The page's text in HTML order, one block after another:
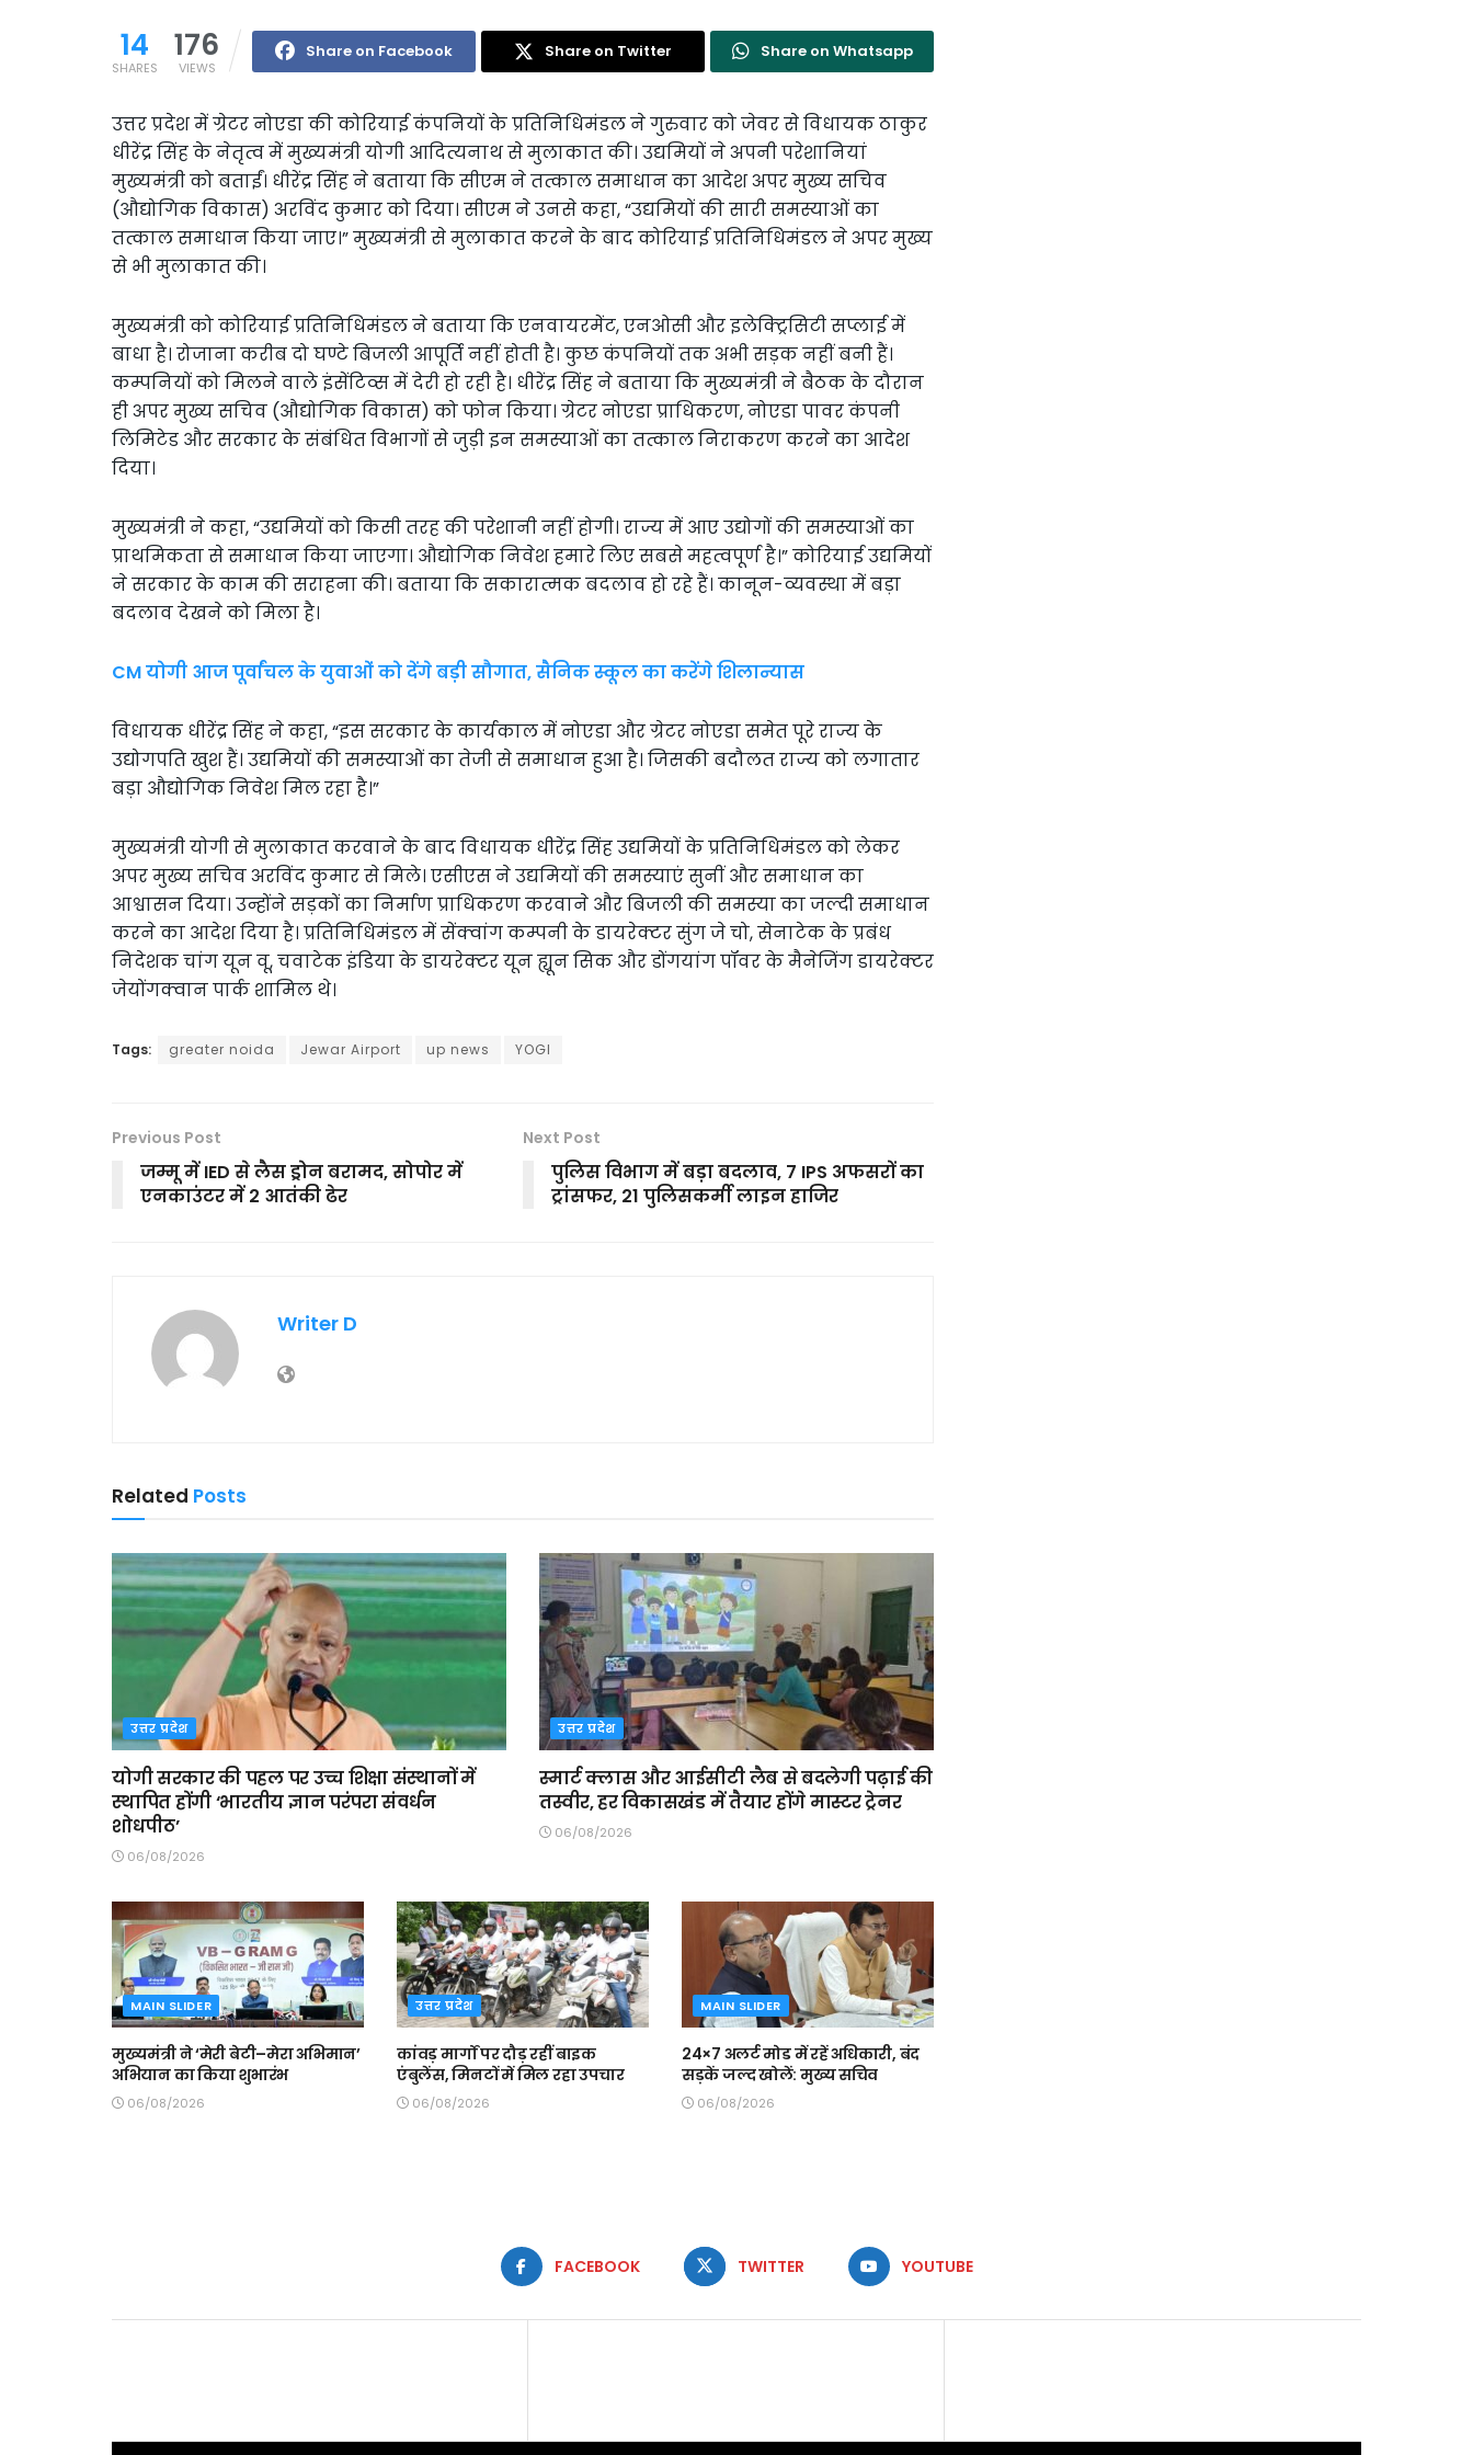
14
SHARES
176
VIEWS
Share on Facebook Share on Twitter Share on Whatsapp
उत्तर प्रदेश में ग्रेटर नोएडा की कोरियाई कंपनियों के प्रतिनिधिमंडल ने गुरुवार को जेवर से विधायक ठाकुर
धीरेंद्र सिंह के नेतृत्व में मुख्यमंत्री योगी आदित्यनाथ से मुलाकात की। उद्यमियों ने अपनी परेशानियां
मुख्यमंत्री को बताईं। धीरेंद्र सिंह ने बताया कि सीएम ने तत्काल समाधान का आदेश अपर मुख्य सचिव
(औद्योगिक विकास) अरविंद कुमार को दिया। सीएम ने उनसे कहा, “उद्यमियों की सारी समस्याओं का
तत्काल समाधान किया जाए।” मुख्यमंत्री से मुलाकात करने के बाद कोरियाई प्रतिनिधिमंडल ने अपर मुख्य
से भी मुलाकात की।
मुख्यमंत्री को कोरियाई प्रतिनिधिमंडल ने बताया कि एनवायरमेंट, एनओसी और इलेक्ट्रिसिटी सप्लाई में
बाधा है। रोजाना करीब दो घण्टे बिजली आपूर्ति नहीं होती है। कुछ कंपनियों तक अभी सड़क नहीं बनी हैं।
कम्पनियों को मिलने वाले इंसेंटिव्स में देरी हो रही है। धीरेंद्र सिंह ने बताया कि मुख्यमंत्री ने बैठक के दौरान
ही अपर मुख्य सचिव (औद्योगिक विकास) को फोन किया। ग्रेटर नोएडा प्राधिकरण, नोएडा पावर कंपनी
लिमिटेड और सरकार के संबंधित विभागों से जुड़ी इन समस्याओं का तत्काल निराकरण करने का आदेश
दिया।
मुख्यमंत्री ने कहा, “उद्यमियों को किसी तरह की परेशानी नहीं होगी। राज्य में आए उद्योगों की समस्याओं का
प्राथमिकता से समाधान किया जाएगा। औद्योगिक निवेश हमारे लिए सबसे महत्वपूर्ण है।” कोरियाई उद्यमियों
ने सरकार के काम की सराहना की। बताया कि सकारात्मक बदलाव हो रहे हैं। कानून-व्यवस्था में बड़ा
बदलाव देखने को मिला है।
CM योगी आज पूर्वांचल के युवाओं को देंगे बड़ी सौगात, सैनिक स्कूल का करेंगे शिलान्यास
विधायक धीरेंद्र सिंह ने कहा, “इस सरकार के कार्यकाल में नोएडा और ग्रेटर नोएडा समेत पूरे राज्य के
उद्योगपति खुश हैं। उद्यमियों की समस्याओं का तेजी से समाधान हुआ है। जिसकी बदौलत राज्य को लगातार
बड़ा औद्योगिक निवेश मिल रहा है।”
मुख्यमंत्री योगी से मुलाकात करवाने के बाद विधायक धीरेंद्र सिंह उद्यमियों के प्रतिनिधिमंडल को लेकर
अपर मुख्य सचिव अरविंद कुमार से मिले। एसीएस ने उद्यमियों की समस्याएं सुनीं और समाधान का
आश्वासन दिया। उन्होंने सड़कों का निर्माण प्राधिकरण करवाने और बिजली की समस्या का जल्दी समाधान
करने का आदेश दिया है। प्रतिनिधिमंडल में सेंक्वांग कम्पनी के डायरेक्टर सुंग जे चो, सेनाटेक के प्रबंध
निदेशक चांग यून वू, चवाटेक इंडिया के डायरेक्टर यून ह्यून सिक और डोंगयांग पॉवर के मैनेजिंग डायरेक्टर
जेयोंगक्वान पार्क शामिल थे।
Tags: greater noida Jewar Airport up news YOGI
Previous Post
जम्मू में IED से लैस ड्रोन बरामद, सोपोर में
एनकाउंटर में 2 आतंकी ढेर
Next Post
पुलिस विभाग में बड़ा बदलाव, 7 IPS अफसरों का
ट्रांसफर, 21 पुलिसकर्मी लाइन हाजिर
Writer D
Related Posts
उत्तर प्रदेश
योगी सरकार की पहल पर उच्च शिक्षा संस्थानों में
स्थापित होंगी ‘भारतीय ज्ञान परंपरा संवर्धन
शोधपीठ’
06/08/2026
उत्तर प्रदेश
स्मार्ट क्लास और आईसीटी लैब से बदलेगी पढ़ाई की
तस्वीर, हर विकासखंड में तैयार होंगे मास्टर ट्रेनर
06/08/2026
MAIN SLIDER
मुख्यमंत्री ने ‘मेरी बेटी–मेरा अभिमान’
अभियान का किया शुभारंभ
06/08/2026
उत्तर प्रदेश
कांवड़ मार्गों पर दौड़ रहीं बाइक
एंबुलेंस, मिनटों में मिल रहा उपचार
06/08/2026
MAIN SLIDER
24×7 अलर्ट मोड में रहें अधिकारी, बंद
सड़कें जल्द खोलें: मुख्य सचिव
06/08/2026
FACEBOOK TWITTER YOUTUBE